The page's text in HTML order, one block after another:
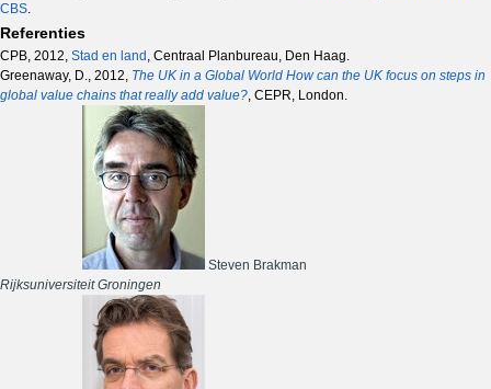
CBS.
Referenties
CPB, 2012, Stad en land , Centraal Planbureau, Den Haag.
Greenaway, D., 2012, The UK in a Global World How can the UK focus on steps in
global value chains that really add value?, CEPR, London.
Steven Brakman
Rijksuniversiteit Groningen